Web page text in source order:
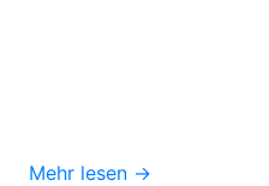
Mehr lesen →